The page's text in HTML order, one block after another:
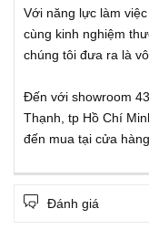
Với năng lực làm
cùng kinh nghiệm
chúng tôi đưa ra là
Đến với showroom
Thạnh, tp Hồ Chí
đến mua tại cửa
Đánh giá